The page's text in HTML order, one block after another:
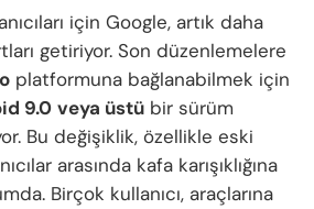
için Google, artık daha
getiriyor. Son düzenlemelere
platformuna bağlanabilmek için
9.0 veya üstü bir sürüm
Bu değişiklik, özellikle eski
arasında kafa karışıklığına
Birçok kullanıcı, araçlarına